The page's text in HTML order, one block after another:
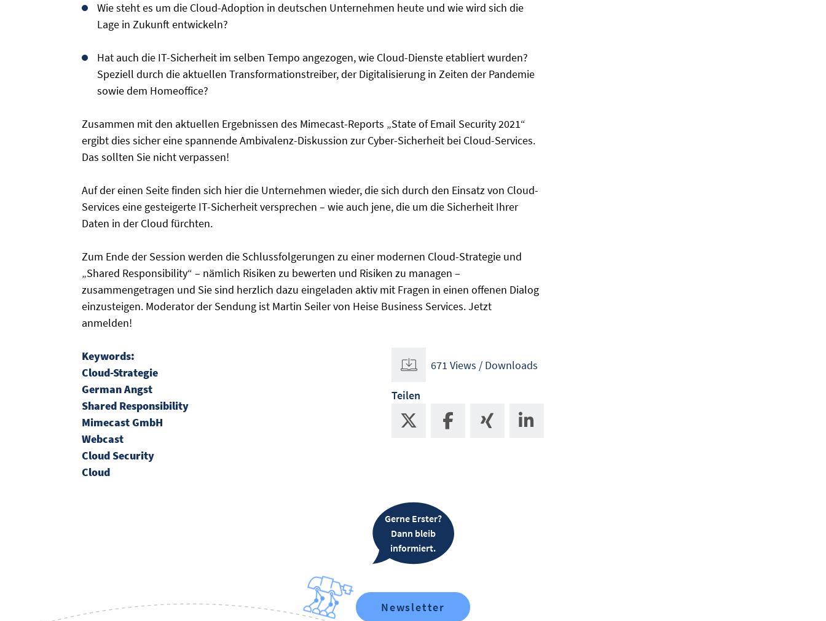
Wie steht es um die Cloud-Adoption in deutschen Unternehmen heute und wie wird sich die
Lage in Zukunft entwickeln?
Hat auch die IT-Sicherheit im selben Tempo angezogen, wie Cloud-Dienste etabliert wurden?
Speziell durch die aktuellen Transformationstreiber, der Digitalisierung in Zeiten der Pandemie
sowie dem Homeoffice?
Zusammen mit den aktuellen Ergebnissen des Mimecast-Reports „State of Email Security 2021“
ergibt dies sicher eine spannende Ambivalenz-Diskussion zur Cyber-Sicherheit bei Cloud-Services.
Das sollten Sie nicht verpassen!
Auf der einen Seite finden sich hier die Unternehmen wieder, die sich durch den Einsatz von Cloud-
Services eine gesteigerte IT-Sicherheit versprechen – wie auch jene, die um die Sicherheit Ihrer
Daten in der Cloud fürchten.
Zum Ende der Session werden die Schlussfolgerungen zu einer modernen Cloud-Strategie und
„Shared Responsibility“ – nämlich Risiken zu bewerten und Risiken zu managen –
zusammengetragen und Sie sind herzlich dazu eingeladen aktiv mit Fragen in einen offenen Dialog
einzusteigen. Moderator der Sendung ist Martin Seiler von Heise Business Services. Jetzt
anmelden!
Keywords:
Cloud-Strategie
German Angst
Shared Responsibility
Mimecast GmbH
Webcast
Cloud Security
Cloud
671 Views / Downloads
Teilen
Gerne Erster?
Dann bleib
informiert.
Newsletter